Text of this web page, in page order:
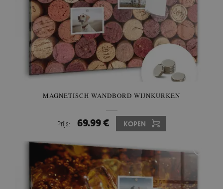
MAGNETISCH WANDBORD WIJNKURKEN
Prijs: 69.99 € KOPEN